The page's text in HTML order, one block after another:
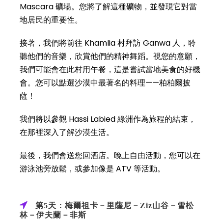
Mascara 礦場。您將了解這種礦物，並發現它對當
地居民的重要性。
接著，我們將前往 Khamlia 村拜訪 Ganwa 人，聆
聽他們的音樂，欣賞他們的精神舞蹈。視您的意願，
我們可能會在此村用午餐，這是嘗試當地美食的好機
會。您可以點選沙漠中最著名的料理——柏柏爾披
薩！
我們將以參觀 Hassi Labied 綠洲作為旅程的結束，
在那裡深入了解沙漠生活。
最後，我們會送您回酒店。晚上自由活動，您可以在
游泳池旁放鬆，或參加像是 ATV 等活動。
第5天：梅爾祖卡－里薩尼－Ziz山谷－雪松
林－伊夫蘭－非斯